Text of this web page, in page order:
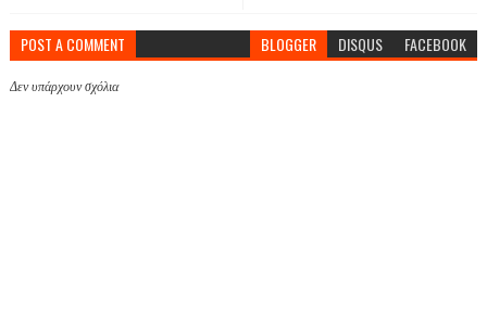
POST A COMMENT BLOGGER DISQUS FACEBOOK
Δεν υπάρχουν σχόλια